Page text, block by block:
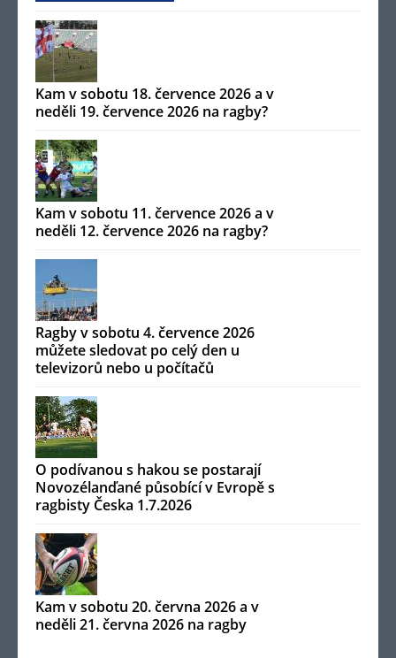
Kam v sobotu 18. července 2026 a v
neděli 19. července 2026 na ragby?
Kam v sobotu 11. července 2026 a v
neděli 12. července 2026 na ragby?
Ragby v sobotu 4. července 2026
můžete sledovat po celý den u
televizorů nebo u počítačů
O podívanou s hakou se postarají
Novozélanďané působící v Evropě s
ragbisty Česka 1.7.2026
Kam v sobotu 20. června 2026 a v
neděli 21. června 2026 na ragby